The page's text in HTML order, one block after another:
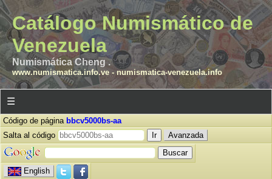
Catálogo Numismático de
Venezuela
Numismática Cheng .
www.numismatica.info.ve- numismatica-venezuela.info
☰
Código de página bbcv5000bs-aa
Salta al código
Avanzada
English